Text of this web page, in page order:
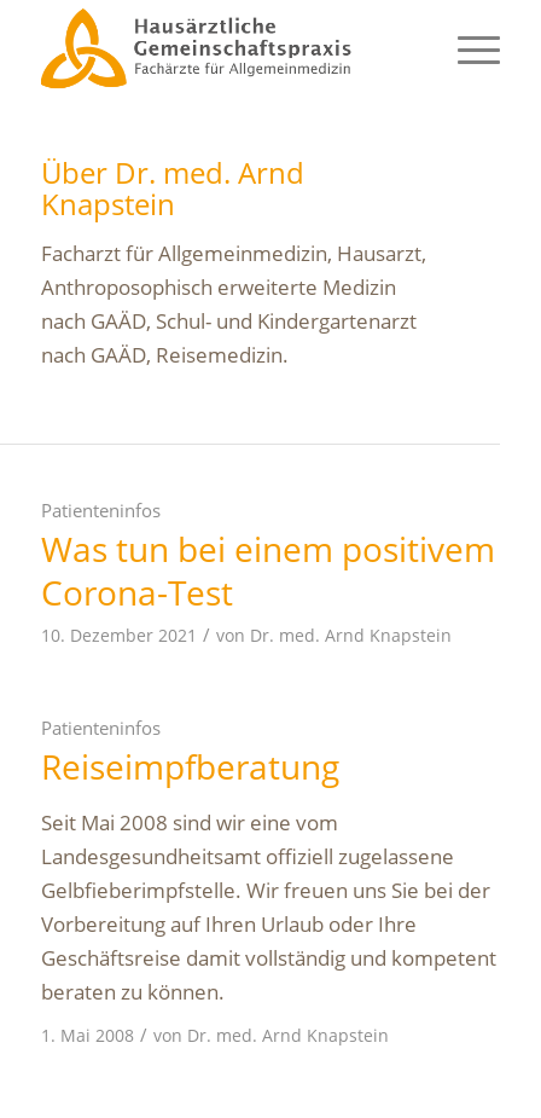
Über Dr. med. Arnd
Knapstein
Facharzt für Allgemeinmedizin, Hausarzt,
Anthroposophisch erweiterte Medizin
nach GAÄD, Schul- und Kindergartenarzt
nach GAÄD, Reisemedizin.
Patienteninfos
Was tun bei einem positivem
Corona-Test
10. Dezember 2021 / von Dr. med. Arnd Knapstein
Patienteninfos
Reiseimpfberatung
Seit Mai 2008 sind wir eine vom
Landesgesundheitsamt offiziell zugelassene
Gelbfieberimpfstelle. Wir freuen uns Sie bei der
Vorbereitung auf Ihren Urlaub oder Ihre
Geschäftsreise damit vollständig und kompetent
beraten zu können.
1. Mai 2008 / von Dr. med. Arnd Knapstein